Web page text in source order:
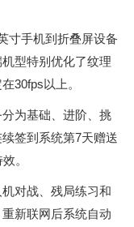
寸手机到折叠屏设备
型特别优化了纹理
30fps以上。
为基础、进阶、挑
签到系统第7天赠送
。
对战、残局练习和
新联网后系统自动